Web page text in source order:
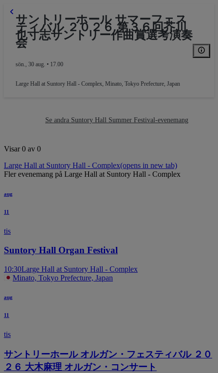
Block LD
サントリーホール サマーフェス
ティバル ２０２６ 第３６回芥川
也寸志サントリー作曲賞選考演奏
会
sön., 30 aug. • 17.00
Large Hall at Suntory Hall - Complex, Minato, Tokyo Prefecture, Japan
Se andra Suntory Hall Summer Festival-evenemang
Visar 0 av 0
Large Hall at Suntory Hall - Complex(opens in new tab)
Fler evenemang på Large Hall at Suntory Hall - Complex
aug
11
tis
Suntory Hall Organ Festival
10:30Large Hall at Suntory Hall - Complex
Minato, Tokyo Prefecture, Japan
aug
11
tis
サントリーホール オルガン・フェスティバル ２０
２６ 大木麻理 オルガン・コンサート